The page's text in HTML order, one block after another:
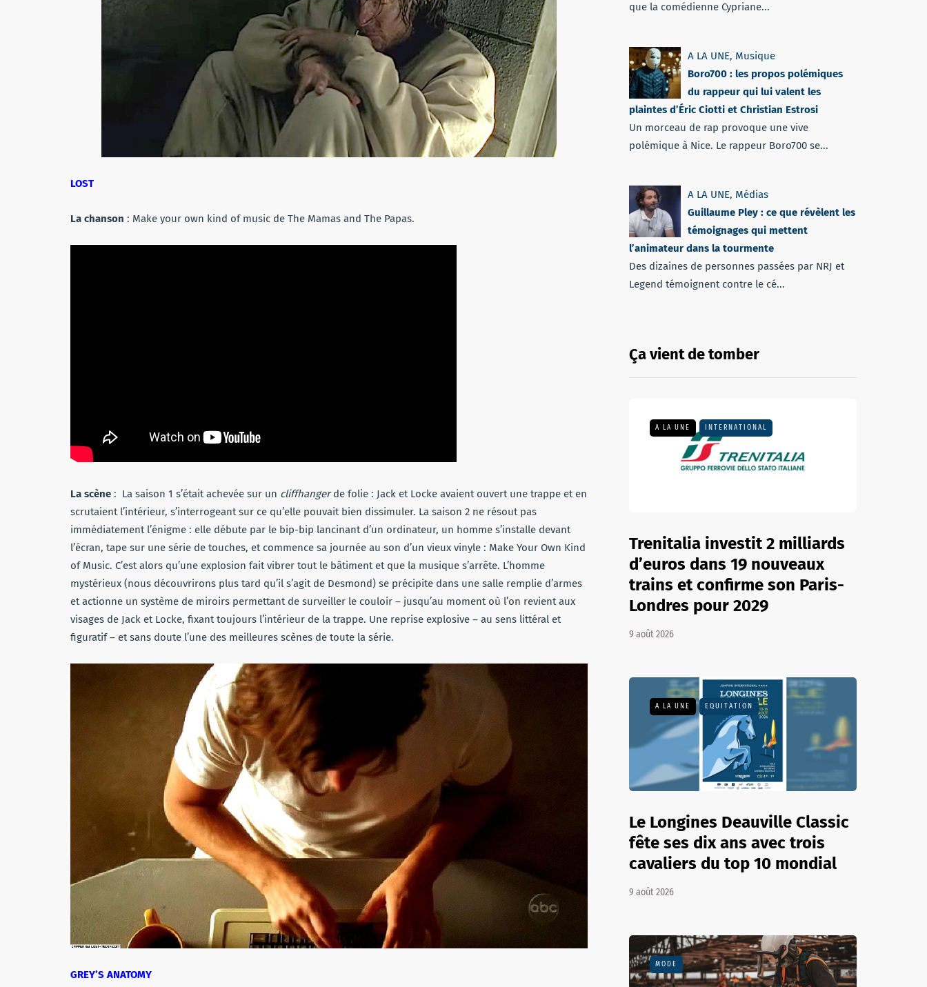
LOST
La chanson : Make your own kind of music de The Mamas and The Papas.
La scène : La saison 1 s’était achevée sur un cliffhangerde folie : Jack et Locke avaient ouvert une trappe et en
scrutaient l’intérieur, s’interrogeant sur ce qu’elle pouvait bien dissimuler. La saison 2 ne résout pas
immédiatement l’énigme : elle débute par le bip-bip lancinant d’un ordinateur, un homme s’installe devant
l’écran, tape sur une série de touches, et commence sa journée au son d’un vieux vinyle : Make Your Own Kind
of Music. C’est alors qu’une explosion fait vibrer tout le bâtiment et que la musique s’arrête. L’homme
mystérieux (nous découvrirons plus tard qu’il s’agit de Desmond) se précipite dans une salle remplie d’armes
et actionne un système de miroirs permettant de surveiller le couloir – jusqu’au moment où l’on revient aux
visages de Jack et Locke, fixant toujours l’intérieur de la trappe. Une reprise explosive – au sens littéral et
figuratif – et sans doute l’une des meilleures scènes de toute la série.
GREY’S ANATOMY
que la comédienne Cypriane...
A LA UNE, Musique
Boro700 : les propos polémiques
du rappeur qui lui valent les
plaintes d’Éric Ciotti et Christian Estrosi
Un morceau de rap provoque une vive
polémique à Nice. Le rappeur Boro700 se...
A LA UNE, Médias
Guillaume Pley : ce que révèlent les
témoignages qui mettent
l’animateur dans la tourmente
Des dizaines de personnes passées par NRJ et
Legend témoignent contre le cé...
Ça vient de tomber
A LA UNE INTERNATIONAL
Trenitalia investit 2 milliards
d’euros dans 19 nouveaux
trains et confirme son Paris-
Londres pour 2029
9 août 2026
A LA UNE EQUITATION
Le Longines Deauville Classic
fête ses dix ans avec trois
cavaliers du top 10 mondial
9 août 2026
MODE